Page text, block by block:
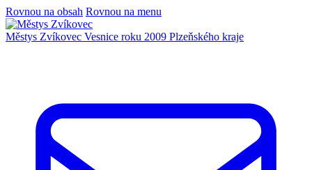
Rovnou na obsah Rovnou na menu
Městys Zvíkovec Vesnice roku 2009 Plzeňského kraje